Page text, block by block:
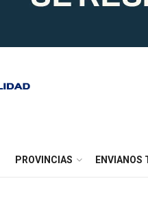
PROVINCIAS ENVIANOS